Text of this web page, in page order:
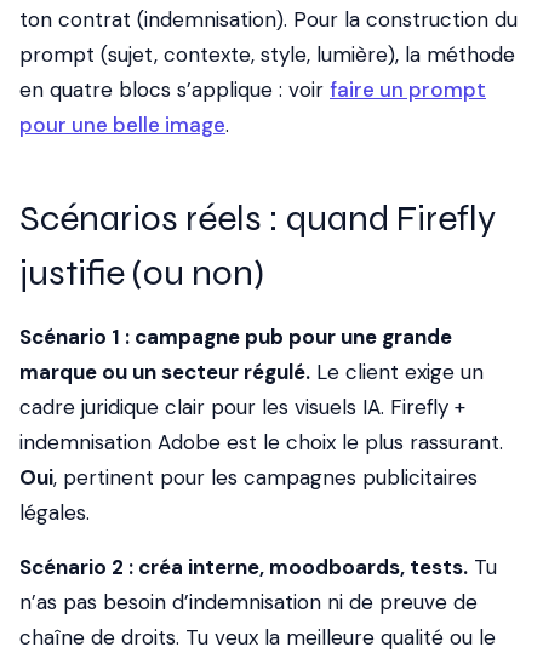
ton contrat (indemnisation). Pour la construction du
prompt (sujet, contexte, style, lumière), la méthode
en quatre blocs s’applique : voir faire un prompt
pour une belle image.
Scénarios réels : quand Firefly
justifie (ou non)
Scénario 1 : campagne pub pour une grande
marque ou un secteur régulé. Le client exige un
cadre juridique clair pour les visuels IA. Firefly +
indemnisation Adobe est le choix le plus rassurant.
Oui, pertinent pour les campagnes publicitaires
légales.
Scénario 2 : créa interne, moodboards, tests. Tu
n’as pas besoin d’indemnisation ni de preuve de
chaîne de droits. Tu veux la meilleure qualité ou le